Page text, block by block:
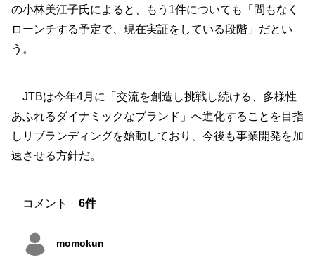
の小林美江子氏によると、もう1件についても「間もなく
ローンチする予定で、現在実証をしている段階」だとい
う。
JTBは今年4月に「交流を創造し挑戦し続ける、多様性
あふれるダイナミックなブランド」へ進化することを目指
しリブランディングを始動しており、今後も事業開発を加
速させる方針だ。
コメント 6件
momokun